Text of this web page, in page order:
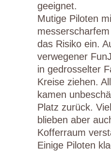
geeignet.
Mutige Piloten
das Risiko ein.
verwegener
in gedrosselter
Kreise ziehen.
kamen
Platz zurück.
blieben aber
Kofferraum
Einige Piloten